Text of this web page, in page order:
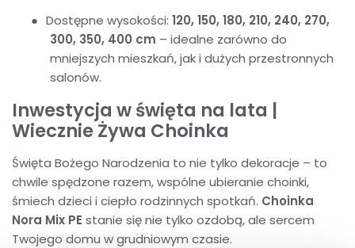
● Dostępne wysokości: 120, 150, 180, 210, 240, 270,
300, 350, 400 cm – idealne zarówno do
mniejszych mieszkań, jak i dużych przestronnych
salonów.
Inwestycja w święta na lata |
Wiecznie Żywa Choinka
Święta Bożego Narodzenia to nie tylko dekoracje – to
chwile spędzone razem, wspólne ubieranie choinki,
śmiech dzieci i ciepło rodzinnych spotkań. Choinka
Nora Mix PE stanie się nie tylko ozdobą, ale sercem
Twojego domu w grudniowym czasie.